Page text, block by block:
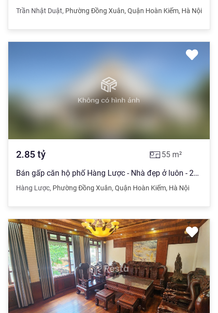
Trần Nhật Duật, Phường Đồng Xuân, Quận Hoàn Kiếm, Hà Nội
2.85 tỷ 55 m²
Bán gấp căn hộ phố Hàng Lược - Nhà đẹp ở luôn - 2PN đủ công năng
Hàng Lược, Phường Đồng Xuân, Quận Hoàn Kiếm, Hà Nội